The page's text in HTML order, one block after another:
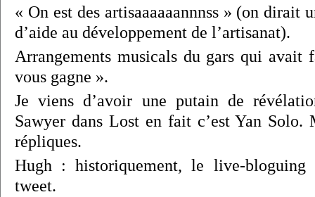
« On est des artisaaaaaannnss » (on dirait
d’aide au développement de l’artisanat).
Arrangements musicals du gars qui avait
vous gagne ».
Je viens d’avoir une putain de
Sawyer dans Lost en fait c’est Yan Solo.
répliques.
Hugh : historiquement, le live-
tweet.